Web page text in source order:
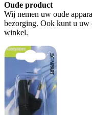
Oude product
Wij nemen uw oude
bezorging. Ook kunt u uw
winkel.